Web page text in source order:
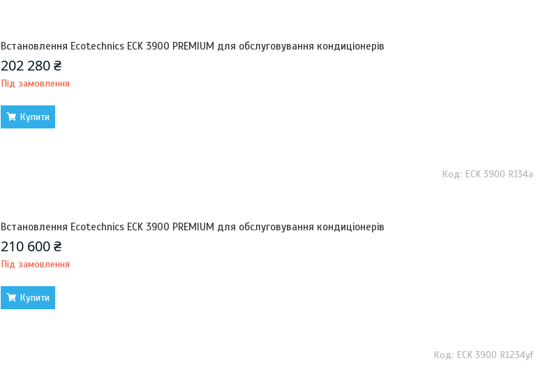
Встановлення Ecotechnics ECK 3900 PREMIUM для обслуговування кондиціонерів
202 280 ₴
Під замовлення
Купити
ECK 3900 R134a
Встановлення Ecotechnics ECK 3900 PREMIUM для обслуговування кондиціонерів
210 600 ₴
Під замовлення
Купити
ECK 3900 R1234yf